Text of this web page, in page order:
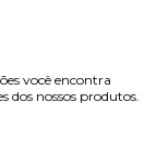
você encontra
dos nossos produtos.